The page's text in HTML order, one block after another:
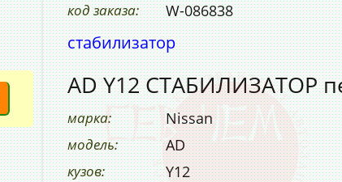
код заказа: W-086838
стабилизатор
AD Y12 СТАБИЛИЗАТОР
марка: Nissan
модель: AD
кузов: Y12